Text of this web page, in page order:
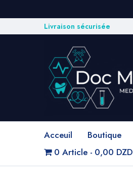
Livraison sécurisée
Acceuil Boutique
0 Article
0,00 DZD